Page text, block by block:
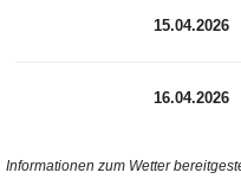
15.04.2026
16.04.2026
Informationen zum Wetter